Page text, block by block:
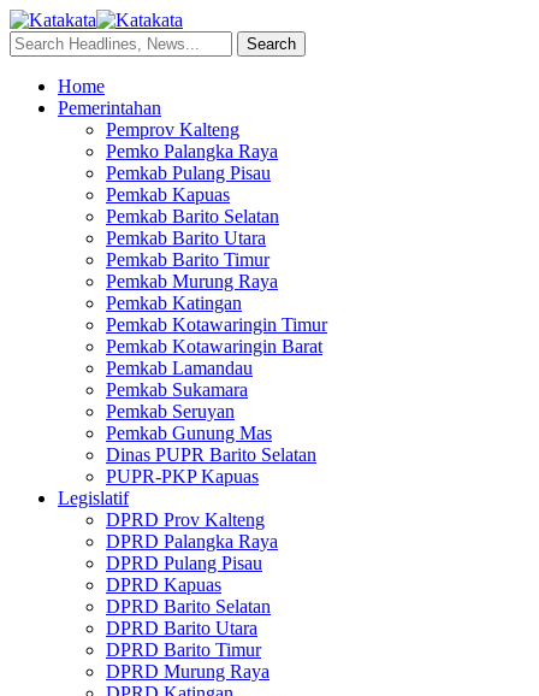
Home
Pemerintahan
Pemprov Kalteng
Pemko Palangka Raya
Pemkab Pulang Pisau
Pemkab Kapuas
Pemkab Barito Selatan
Pemkab Barito Utara
Pemkab Barito Timur
Pemkab Murung Raya
Pemkab Katingan
Pemkab Kotawaringin Timur
Pemkab Kotawaringin Barat
Pemkab Lamandau
Pemkab Sukamara
Pemkab Seruyan
Pemkab Gunung Mas
Dinas PUPR Barito Selatan
PUPR-PKP Kapuas
Legislatif
DPRD Prov Kalteng
DPRD Palangka Raya
DPRD Pulang Pisau
DPRD Kapuas
DPRD Barito Selatan
DPRD Barito Utara
DPRD Barito Timur
DPRD Murung Raya